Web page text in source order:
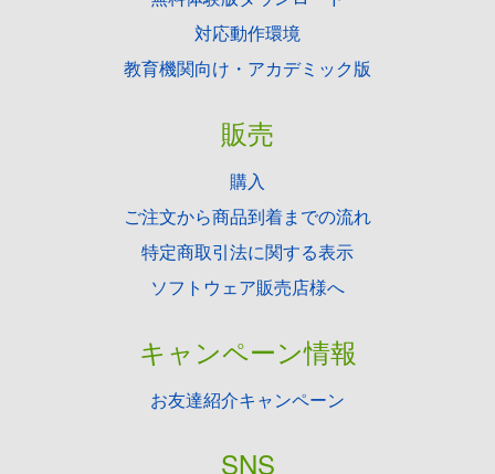
対応動作環境
教育機関向け・アカデミック版
販売
購入
ご注文から商品到着までの流れ
特定商取引法に関する表示
ソフトウェア販売店様へ
キャンペーン情報
お友達紹介キャンペーン
SNS